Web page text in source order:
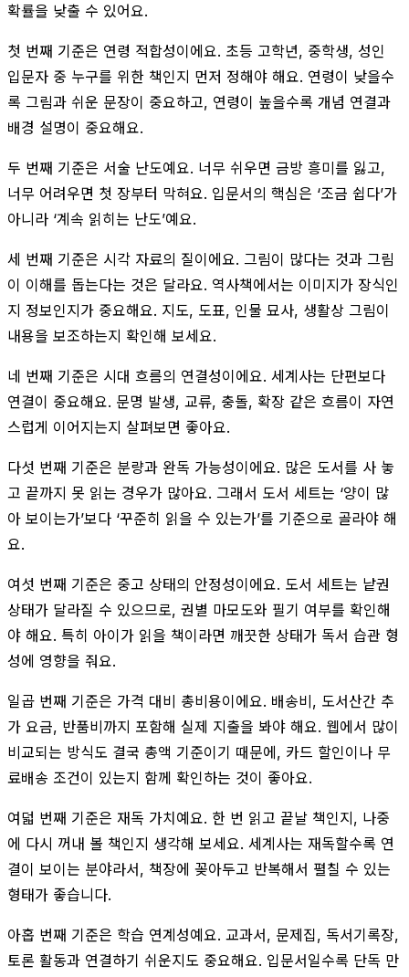
확률을 낮출 수 있어요.
첫 번째 기준은 연령 적합성이에요. 초등 고학년, 중학생, 성인
입문자 중 누구를 위한 책인지 먼저 정해야 해요. 연령이 낮을수
록 그림과 쉬운 문장이 중요하고, 연령이 높을수록 개념 연결과
배경 설명이 중요해요.
두 번째 기준은 서술 난도예요. 너무 쉬우면 금방 흥미를 잃고,
너무 어려우면 첫 장부터 막혀요. 입문서의 핵심은 ‘조금 쉽다’가
아니라 ‘계속 읽히는 난도’예요.
세 번째 기준은 시각 자료의 질이에요. 그림이 많다는 것과 그림
이 이해를 돕는다는 것은 달라요. 역사책에서는 이미지가 장식인
지 정보인지가 중요해요. 지도, 도표, 인물 묘사, 생활상 그림이
내용을 보조하는지 확인해 보세요.
네 번째 기준은 시대 흐름의 연결성이에요. 세계사는 단편보다
연결이 중요해요. 문명 발생, 교류, 충돌, 확장 같은 흐름이 자연
스럽게 이어지는지 살펴보면 좋아요.
다섯 번째 기준은 분량과 완독 가능성이에요. 많은 도서를 사 놓
고 끝까지 못 읽는 경우가 많아요. 그래서 도서 세트는 ‘양이 많
아 보이는가’보다 ‘꾸준히 읽을 수 있는가’를 기준으로 골라야 해
요.
여섯 번째 기준은 중고 상태의 안정성이에요. 도서 세트는 낱권
상태가 달라질 수 있으므로, 권별 마모도와 필기 여부를 확인해
야 해요. 특히 아이가 읽을 책이라면 깨끗한 상태가 독서 습관 형
성에 영향을 줘요.
일곱 번째 기준은 가격 대비 총비용이에요. 배송비, 도서산간 추
가 요금, 반품비까지 포함해 실제 지출을 봐야 해요. 웹에서 많이
비교되는 방식도 결국 총액 기준이기 때문에, 카드 할인이나 무
료배송 조건이 있는지 함께 확인하는 것이 좋아요.
여덟 번째 기준은 재독 가치예요. 한 번 읽고 끝날 책인지, 나중
에 다시 꺼내 볼 책인지 생각해 보세요. 세계사는 재독할수록 연
결이 보이는 분야라서, 책장에 꽂아두고 반복해서 펼칠 수 있는
형태가 좋습니다.
아홉 번째 기준은 학습 연계성예요. 교과서, 문제집, 독서기록장,
토론 활동과 연결하기 쉬운지도 중요해요. 입문서일수록 단독 만